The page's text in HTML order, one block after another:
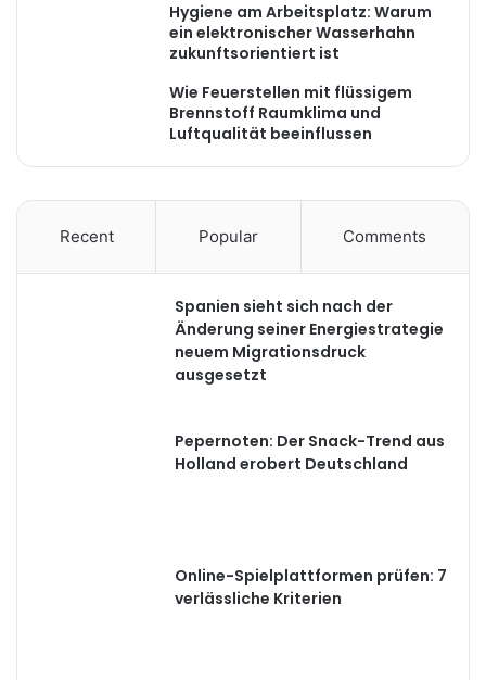
Hygiene am Arbeitsplatz: Warum
ein elektronischer Wasserhahn
zukunftsorientiert ist
Wie Feuerstellen mit flüssigem
Brennstoff Raumklima und
Luftqualität beeinflussen
Recent Popular Comments
Spanien sieht sich nach der
Änderung seiner Energiestrategie
neuem Migrationsdruck
ausgesetzt
Pepernoten: Der Snack-Trend aus
Holland erobert Deutschland
Online-Spielplattformen prüfen: 7
verlässliche Kriterien